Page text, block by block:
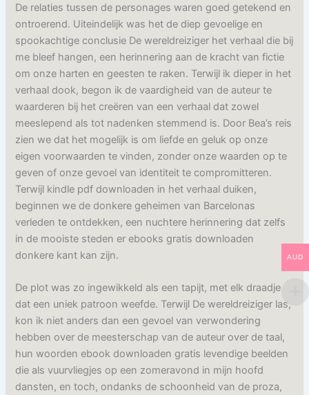
De relaties tussen de personages waren goed getekend en
ontroerend. Uiteindelijk was het de diep gevoelige en
spookachtige conclusie De wereldreiziger het verhaal die bij
me bleef hangen, een herinnering aan de kracht van fictie
om onze harten en geesten te raken. Terwijl ik dieper in het
verhaal dook, begon ik de vaardigheid van de auteur te
waarderen bij het creëren van een verhaal dat zowel
meeslepend als tot nadenken stemmend is. Door Bea’s reis
zien we dat het mogelijk is om liefde en geluk op onze
eigen voorwaarden te vinden, zonder onze waarden op te
geven of onze gevoel van identiteit te compromitteren.
Terwijl kindle pdf downloaden in het verhaal duiken,
beginnen we de donkere geheimen van Barcelonas
verleden te ontdekken, een nuchtere herinnering dat zelfs
in de mooiste steden er ebooks gratis downloaden
donkere kant kan zijn.
De plot was zo ingewikkeld als een tapijt, met elk draadje
dat een uniek patroon weefde. Terwijl De wereldreiziger las,
kon ik niet anders dan een gevoel van verwondering
hebben over de meesterschap van de auteur over de taal,
hun woorden ebook downloaden gratis levendige beelden
die als vuurvliegjes op een zomeravond in mijn hoofd
dansten, en toch, ondanks de schoonheid van de proza,
AUD